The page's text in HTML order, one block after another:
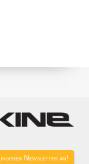
Newsletter an!